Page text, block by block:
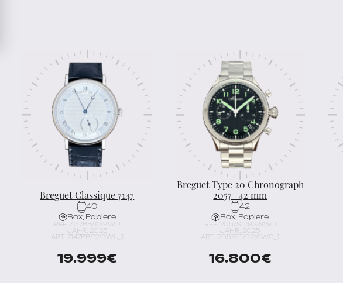
Breguet Classique 7147
40
Box, Papiere
REF. 7147BB/12/9WU
JAHR: 2025
ART. 7147BB/12/9WU_1
19.999€
Breguet Type 20 Chronograph
2057- 42 mm
42
Box, Papiere
REF. 2057ST/92/SW0
JAHR: 2025
ART. 2057ST/92/SW0_1
16.800€